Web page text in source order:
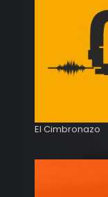
El Cimbronazo